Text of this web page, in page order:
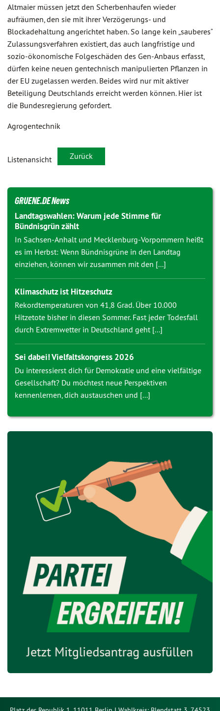
Altmaier müssen jetzt den Scherbenhaufen wieder
aufräumen, den sie mit ihrer Verzögerungs- und
Blockadehaltung angerichtet haben. So lange kein „sauberes“
Zulassungsverfahren existiert, das auch langfristige und
sozio-ökonomische Folgeschäden des Gen-Anbaus erfasst,
dürfen keine neuen gentechnisch manipulierten Pflanzen in
der EU zugelassen werden. Beides wird nur mit aktiver
Beteiligung Deutschlands erreicht werden können. Hier ist
die Bundesregierung gefordert.
Agrogentechnik
Listenansicht Zurück
GRUENE.DE News
Landtagswahlen: Warum jede Stimme für
Bündnisgrün zählt
In Sachsen-Anhalt und Mecklenburg-Vorpommern heißt
es im Herbst: Wenn Bündnisgrüne in den Landtag
einziehen, können wir zusammen mit den [...]
Klimaschutz ist Hitzeschutz
Rekordtemperaturen von 41,8 Grad. Über 10.000
Hitzetote bisher in diesen Sommer. Fast jeder Todesfall
durch Extremwetter in Deutschland geht [...]
Sei dabei! Vielfaltskongress 2026
Du interessierst dich für Demokratie und eine vielfältige
Gesellschaft? Du möchtest neue Perspektiven
kennenlernen, dich austauschen und [...]